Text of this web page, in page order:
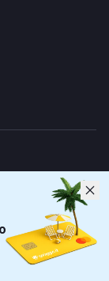
(RN), IT -
imprese di Rimini
+39 0541 772375